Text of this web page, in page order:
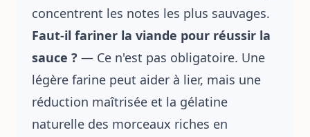
concentrent les notes les plus sauvages.
Faut-il fariner la viande pour réussir la
sauce ? — Ce n'est pas obligatoire. Une
légère farine peut aider à lier, mais une
réduction maîtrisée et la gélatine
naturelle des morceaux riches en